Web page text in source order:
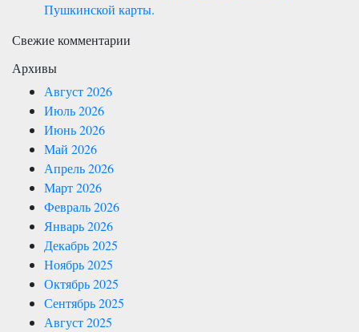
Пушкинской карты.
Свежие комментарии
Архивы
Август 2026
Июль 2026
Июнь 2026
Май 2026
Апрель 2026
Март 2026
Февраль 2026
Январь 2026
Декабрь 2025
Ноябрь 2025
Октябрь 2025
Сентябрь 2025
Август 2025